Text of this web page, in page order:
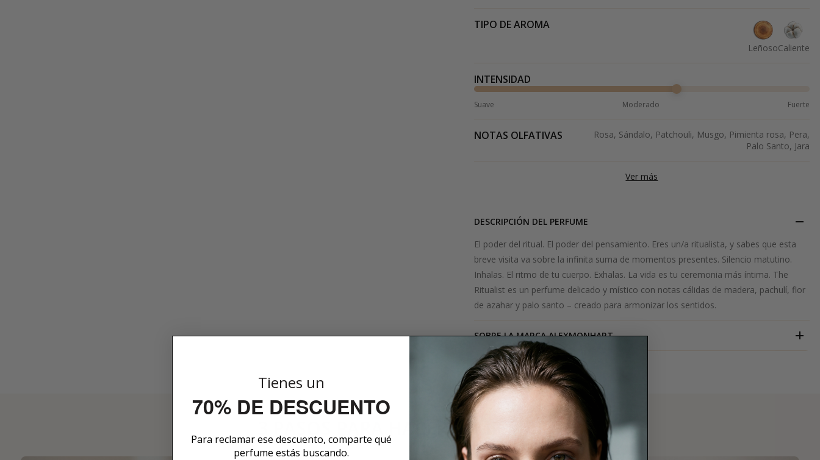
TIPO DE AROMA
LeñosoCaliente
INTENSIDAD
Suave Moderado Fuerte
NOTAS OLFATIVAS
Rosa, Sándalo, Patchouli, Musgo, Pimienta rosa, Pera,
Palo Santo, Jara
Ver más
DESCRIPCIÓN DEL PERFUME
El poder del ritual. El poder del pensamiento. Eres un/a ritualista, y sabes que esta
breve visita va sobre la infinita suma de momentos presentes. Silencio matutino.
Inhalas. El ritmo de tu cuerpo. Exhalas. La vida es tu ceremonia más íntima. The
Ritualist es un perfume delicado y místico con notas cálidas de madera, pachulí, flor
de azahar y palo santo – creado para armonizar los sentidos.
SOBRE LA MARCA ALEXMONHART
3 PASOS PARA HACERTE MIEMBRO
Tienes un
70% DE DESCUENTO
Para reclamar ese descuento, comparte qué
perfume estás buscando.